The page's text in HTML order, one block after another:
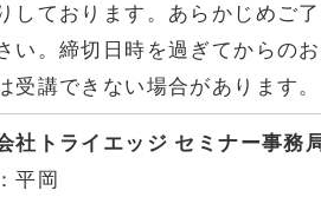
しております。あらかじめご
い。締切日時を過ぎてからのお
受講できない場合があります。
社トライエッジ セミナー事務
平岡